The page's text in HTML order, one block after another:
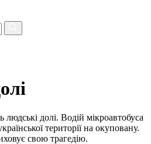
людські долі. Водій мікроавтобуса
території на окуповану.
свою трагедію.